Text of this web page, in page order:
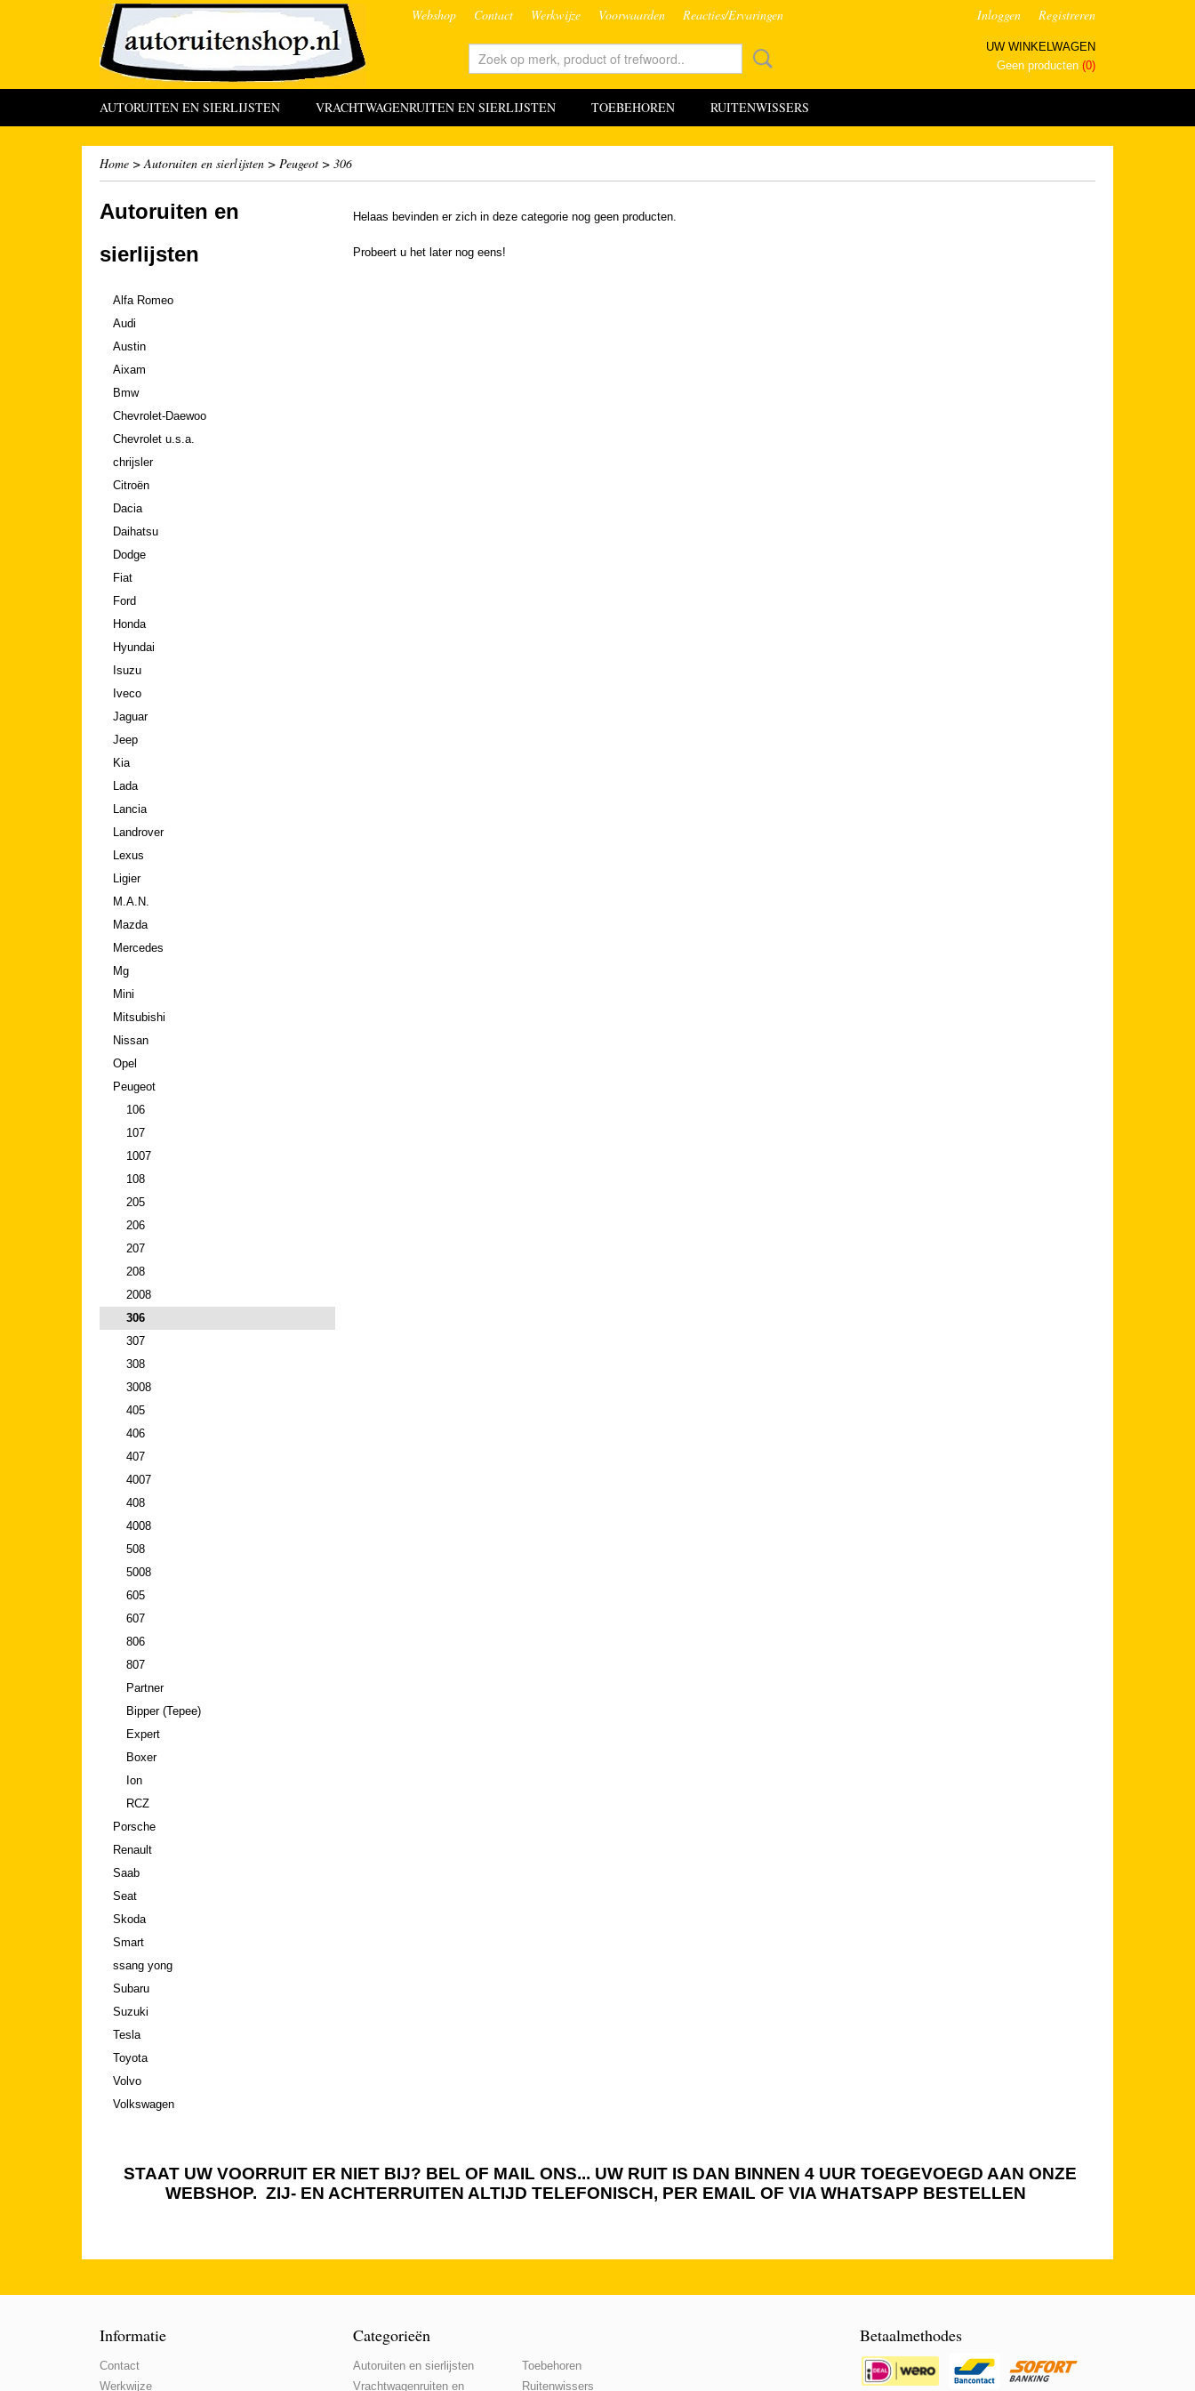
Webshop Contact Werkwijze Voorwaarden Reacties/Ervaringen Inloggen Registreren
UW WINKELWAGEN
Geen producten (0)
AUTORUITEN EN SIERLIJSTEN VRACHTWAGENRUITEN EN SIERLIJSTEN TOEBEHOREN RUITENWISSERS
Home >Autoruiten en sierlijsten > Peugeot > 306
Autoruiten en
sierlijsten
Alfa Romeo
Audi
Austin
Aixam
Bmw
Chevrolet-Daewoo
Chevrolet u.s.a.
chrijsler
Citroën
Dacia
Daihatsu
Dodge
Fiat
Ford
Honda
Hyundai
Isuzu
Iveco
Jaguar
Jeep
Kia
Lada
Lancia
Landrover
Lexus
Ligier
M.A.N.
Mazda
Mercedes
Mg
Mini
Mitsubishi
Nissan
Opel
Peugeot
106
107
1007
108
205
206
207
208
2008
306
307
308
3008
405
406
407
4007
408
4008
508
5008
605
607
806
807
Partner
Bipper (Tepee)
Expert
Boxer
Ion
RCZ
Porsche
Renault
Saab
Seat
Skoda
Smart
ssang yong
Subaru
Suzuki
Tesla
Toyota
Volvo
Volkswagen
Helaas bevinden er zich in deze categorie nog geen producten.
Probeert u het later nog eens!
STAAT UW VOORRUIT ER NIET BIJ? BEL OF MAIL ONS... UW RUIT IS DAN BINNEN 4 UUR TOEGEVOEGD AAN ONZE
WEBSHOP. ZIJ- EN ACHTERRUITEN ALTIJD TELEFONISCH, PER EMAIL OF VIA WHATSAPP BESTELLEN
Informatie
Contact
Werkwijze
Categorieën
Autoruiten en sierlijsten
Vrachtwagenruiten en
Toebehoren
Ruitenwissers
Betaalmethodes